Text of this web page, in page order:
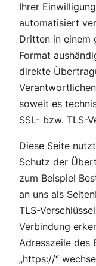
Ihrer
automatisiert
Dritten in einem
Format
direkte
soweit es
SSL- bzw. TLS-
Diese Seite
Schutz der
zum Beispiel
an uns als
TLS-
Verbindung
Adresszeile des
„https://“